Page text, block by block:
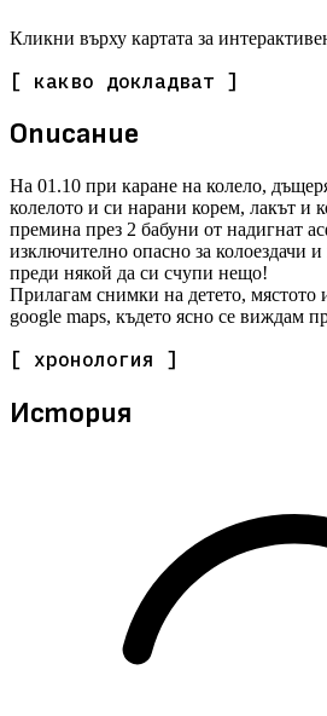
Кликни върху картата за
[ какво докладват ]
Описание
На 01.10 при каране на колело,
колелото и си нарани корем, лакът и
премина през 2 бабуни от надигнат
изключително опасно за колоездачи и
преди някой да си счупи нещо!
Прилагам снимки на детето, мястото
google maps, където ясно се виждам
[ хронология ]
История